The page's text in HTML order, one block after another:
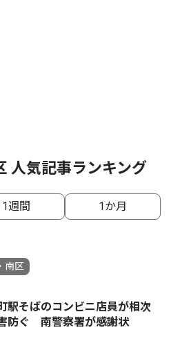
人気記事ランキング
1週間 1か月
南区
駅そばのコンビニ店員が相次
防ぐ 南警察署が感謝状